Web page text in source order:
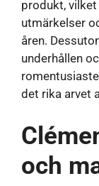
produkt,
utmärkelser
åren.
underhållen
det rika arvet
och